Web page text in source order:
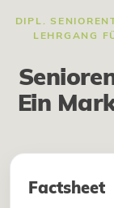
DIPL.
LEHRGANG
Ein
Factsheet